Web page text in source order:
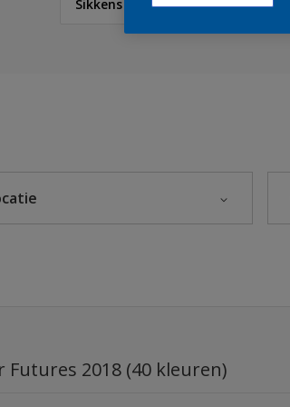
Sikkens Colour Futures 2018
Sikkens Colour Futures 2024
Futures 2018 (40 kleuren)